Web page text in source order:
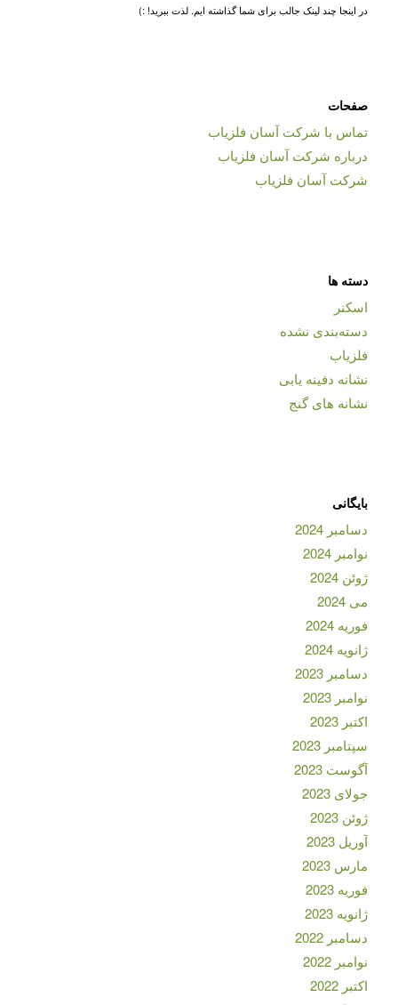
در اینجا چند لینک جالب برای شما گذاشته ایم. لذت ببرید! :)
صفحات
تماس با شرکت آسان فلزیاب
درباره شرکت آسان فلزیاب
شرکت آسان فلزیاب
دسته ها
اسکنر
دسته‌بندی نشده
فلزیاب
نشانه دفینه یابی
نشانه های گنج
بایگانی
دسامبر 2024
نوامبر 2024
ژوئن 2024
می 2024
فوریه 2024
ژانویه 2024
دسامبر 2023
نوامبر 2023
اکتبر 2023
سپتامبر 2023
آگوست 2023
جولای 2023
ژوئن 2023
آوریل 2023
مارس 2023
فوریه 2023
ژانویه 2023
دسامبر 2022
نوامبر 2022
اکتبر 2022